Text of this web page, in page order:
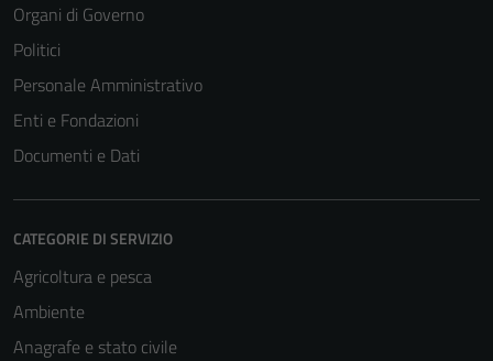
Organi di Governo
Politici
Personale Amministrativo
Enti e Fondazioni
Documenti e Dati
CATEGORIE DI SERVIZIO
Agricoltura e pesca
Ambiente
Anagrafe e stato civile